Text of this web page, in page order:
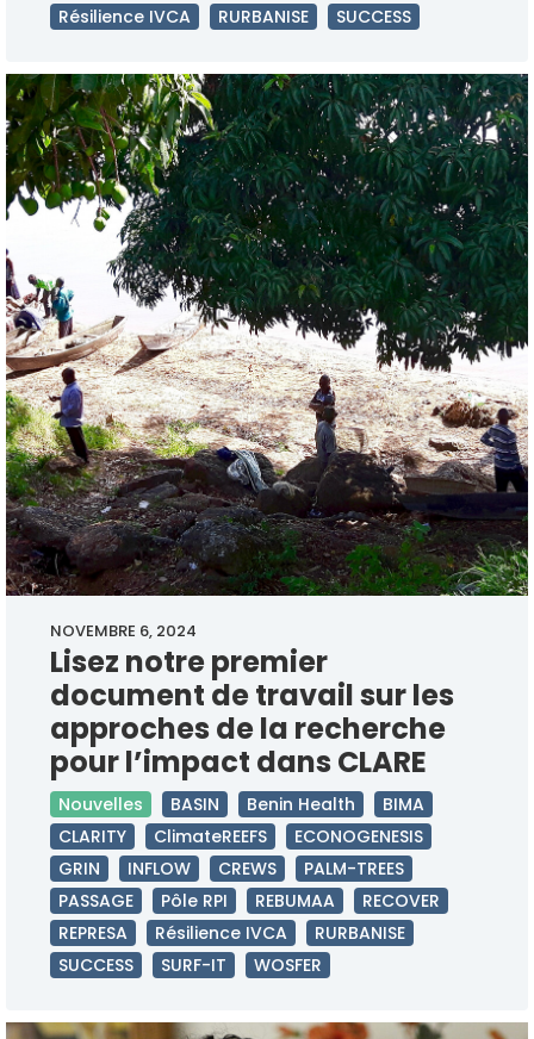
Résilience IVCA RURBANISE SUCCESS
NOVEMBRE 6, 2024
Lisez notre premier
document de travail sur les
approches de la recherche
pour l’impact dans CLARE
Nouvelles BASIN Benin Health
BIMA
CLARITY
ClimateREEFS
ECONOGENESIS
GRIN
INFLOW CREWS
PALM-TREES
PASSAGE
Pôle RPI REBUMAA
RECOVER
REPRESA
Résilience IVCA
RURBANISE
SUCCESS
SURF-IT WOSFER